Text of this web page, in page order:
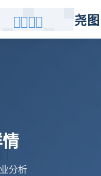
尧
分析